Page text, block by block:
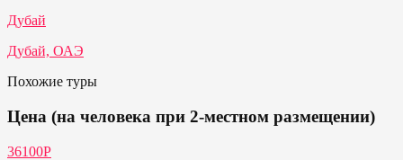
Дубай
Дубай, ОАЭ
Похожие туры
Цена (на человека при 2-местном размещении)
36100Р